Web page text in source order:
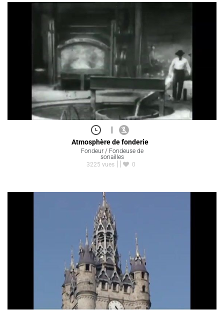
|
Atmosphère de fonderie
Fondeur / Fondeuse de
sonailles
3225 vues
0